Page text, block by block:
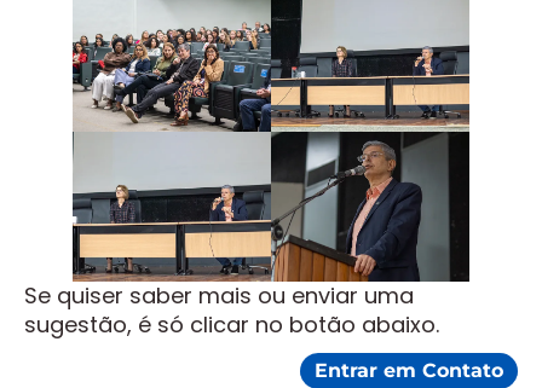
Se quiser saber mais ou enviar uma
sugestão, é só clicar no botão abaixo.
Entrar em Contato